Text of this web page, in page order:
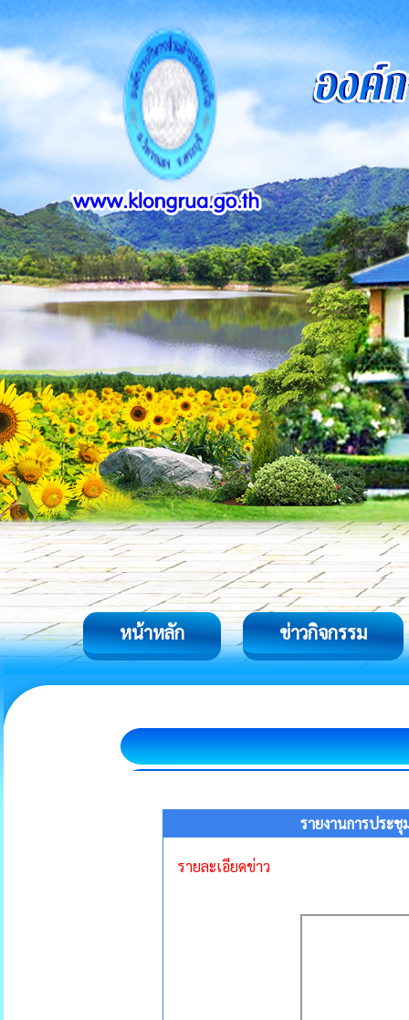
หน้าหลัก ข่าวกิจกรรม
รายงานการประ
รายละเอียดข่าว